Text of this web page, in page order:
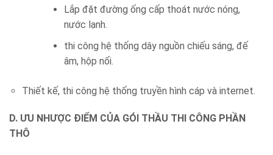
Lắp đặt đường ống cấp thoát nước nóng,
nước lạnh.
thi công hệ thống dây nguồn chiếu sáng, đế
âm, hộp nối.
Thiết kế, thi công hệ thống truyền hình cáp và internet.
D. ƯU NHƯỢC ĐIỂM CỦA GÓI THẦU THI CÔNG PHẦN
THÔ